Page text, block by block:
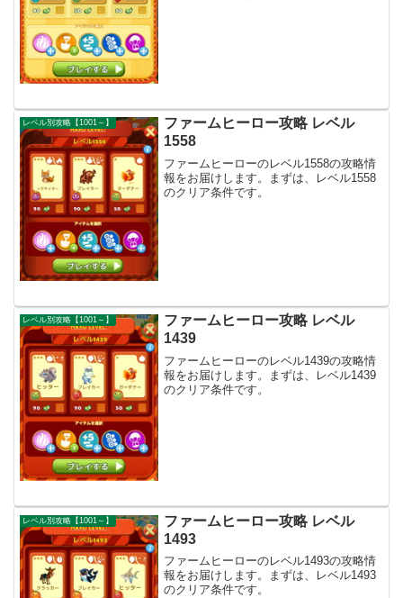
レベル別攻略【1001～】
ファームヒーロー攻略 レベル
1558
ファームヒーローのレベル1558の攻略情
報をお届けします。まずは、レベル1558
のクリア条件です。
レベル別攻略【1001～】
ファームヒーロー攻略 レベル
1439
ファームヒーローのレベル1439の攻略情
報をお届けします。まずは、レベル1439
のクリア条件です。
レベル別攻略【1001～】
ファームヒーロー攻略 レベル
1493
ファームヒーローのレベル1493の攻略情
報をお届けします。まずは、レベル1493
のクリア条件です。